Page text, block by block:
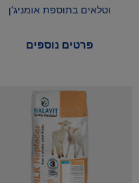
וטלאים בתוספת אומניג'ן
פרטים נוספים